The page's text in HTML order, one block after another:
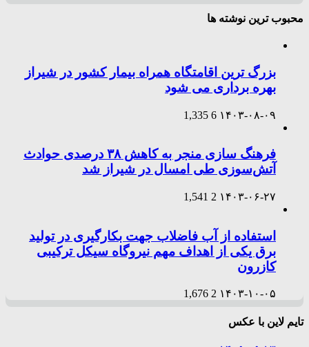
محبوب ترین نوشته ها
بزرگ ترین اقامتگاه همراه بیمار کشور در شیراز
بهره برداری می شود
۱۴۰۳-۰۸-۰۹ 6
1,335
فرهنگ سازی منجر به کاهش ۳۸ درصدی حوادث
آتش‌سوزی طی امسال در شیراز شد
۱۴۰۳-۰۶-۲۷ 2
1,541
استفاده از آب فاضلاب جهت بکارگیری در تولید
برق یکی از اهداف مهم نیروگاه سیکل ترکیبی
کازرون
۱۴۰۳-۱۰-۰۵ 2
1,676
تایم لاین با عکس